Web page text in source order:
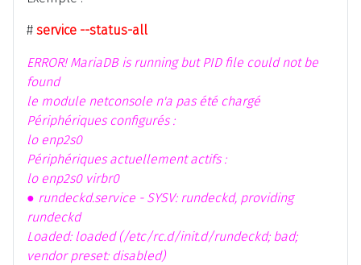
# service --status-all
ERROR! MariaDB is running but PID file could not be
found
le module netconsole n'a pas été chargé
Périphériques configurés :
lo enp2s0
Périphériques actuellement actifs :
lo enp2s0 virbr0
● rundeckd.service - SYSV: rundeckd, providing
rundeckd
Loaded: loaded (/etc/rc.d/init.d/rundeckd; bad;
vendor preset: disabled)